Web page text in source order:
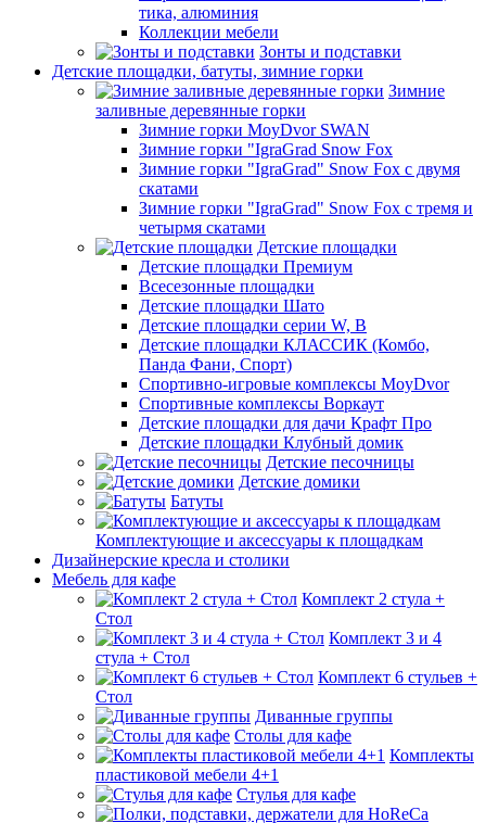
тика, алюминия
Коллекции мебели
Зонты и подставки
Детские площадки, батуты, зимние горки
Зимние
заливные деревянные горки
Зимние горки MoyDvor SWAN
Зимние горки "IgraGrad Snow Fox
Зимние горки "IgraGrad" Snow Fox с двумя
скатами
Зимние горки "IgraGrad" Snow Fox с тремя и
четырмя скатами
Детские площадки
Детские площадки Премиум
Всесезонные площадки
Детские площадки Шато
Детские площадки серии W, В
Детские площадки КЛАССИК (Комбо,
Панда Фани, Спорт)
Спортивно-игровые комплексы MoyDvor
Спортивные комплексы Воркаут
Детские площадки для дачи Крафт Про
Детские площадки Клубный домик
Детские песочницы
Детские домики
Батуты
Комплектующие и аксессуары к площадкам
Дизайнерские кресла и столики
Мебель для кафе
Комплект 2 стула +
Стол
Комплект 3 и 4
стула + Стол
Комплект 6 стульев +
Стол
Диванные группы
Столы для кафе
Комплекты
пластиковой мебели 4+1
Стулья для кафе